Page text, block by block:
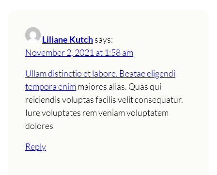
Liliane Kutchsays:
November 2, 2021 at 1:58 am
Ullam distinctio et labore. Beatae eligendi
tempora enimmaiores alias. Quas qui
reiciendis voluptas facilis velit consequatur.
Iure voluptates rem veniam voluptatem
dolores
Reply